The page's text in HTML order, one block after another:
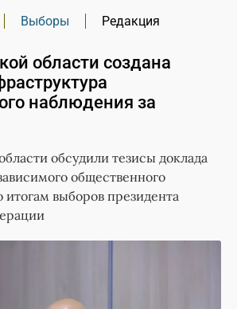
Выборы Редакция
области создана
наблюдения за
обсудили тезисы доклада
общественного
итогам выборов президента